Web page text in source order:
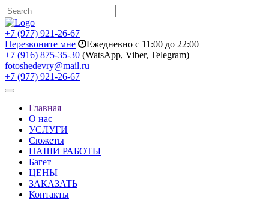
+7 (977) 921-26-67
Перезвоните мне
Ежедневно с 11:00 до 22:00
+7 (916) 875-35-30 (WatsApp, Viber, Telegram)
fotoshedevry@mail.ru
+7 (977) 921-26-67
Toggle
navigationГлавная
О нас
УСЛУГИ
Сюжеты
НАШИ РАБОТЫ
Багет
ЦЕНЫ
ЗАКАЗАТЬ
Контакты